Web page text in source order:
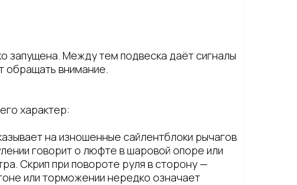
запущена. Между тем подвеска даёт сигналы
обращать внимание.
характер:
на изношенные сайлентблоки рычагов
говорит о люфте в шаровой опоре или
Скрип при повороте руля в сторону —
или торможении нередко означает